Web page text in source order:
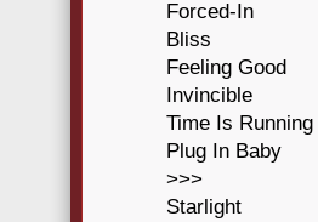
Forced-In
Bliss
Feeling Good
Invincible
Time Is
Plug In Baby
>>>
Starlight